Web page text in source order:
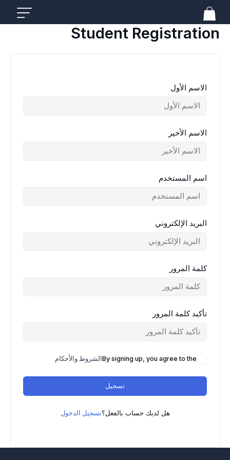
تخطي
المحتوى
Student Registration
الاسم الأول
الاسم الأخير
اسم المستخدم
البريد الإلكتروني
كلمة المرور
تأكيد كلمة المرور
By signing up, you agree to theالشروط والأحكام
تسجيل
هل لديك حساب بالفعل؟تسجيل الدخول